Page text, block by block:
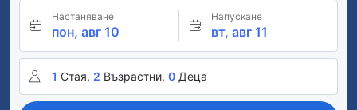
Настаняване
пон, авг 10
Напускане
вт, авг 11
1 Стая, 2 Възрастни, 0 Деца